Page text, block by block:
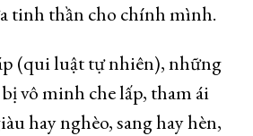
tinh thần cho chính mình.
(qui luật tự nhiên), những
vô minh che lấp, tham ái
hay nghèo, sang hay hèn,